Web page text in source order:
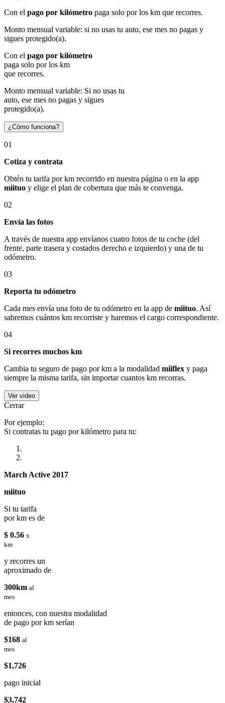
Con el pago por kilómetro paga solo por los km que recorres.
Monto mensual variable: si no usas tu auto, ese mes no pagas y
sigues protegido(a).
Con el pago por kilómetro
paga solo por los km
que recorres.
Monto mensual variable: Si no usas tu
auto, ese mes no pagas y sigues
protegido(a).
¿Cómo funciona?
01
Cotiza y contrata
Obtén tu tarifa por km recorrido en nuestra página o en la app
miituo y elige el plan de cobertura que más te convenga.
02
Envía las fotos
A través de nuestra app envíanos cuatro fotos de tu coche (del
frente, parte trasera y costados derecho e izquierdo) y una de tu
odómetro.
03
Reporta tu odómetro
Cada mes envía una foto de tu odómetro en la app de miituo. Así
sabremos cuántos km recorriste y haremos el cargo correspondiente.
04
Si recorres muchos km
Cambia tu seguro de pago por km a la modalidad miiflex y paga
siempre la misma tarifa, sin importar cuantos km recorras.
Ver video
Cerrar
Por ejemplo:
Si contratas tu pago por kilómetro para tu:
March Active 2017
miituo
Si tu tarifa
por km es de
$ 0.56 x
km
y recorres un
aproximado de
300km al
mes
entonces, con nuestra modalidad
de pago por km serían
$168 al
mes
$1,726
pago inicial
$3,742